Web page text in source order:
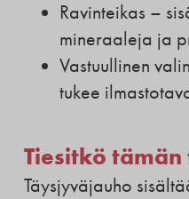
Ravinteikas –
mineraaleja ja
Vastuullinen
tukee
Tiesitkö
Täysjyväjauho